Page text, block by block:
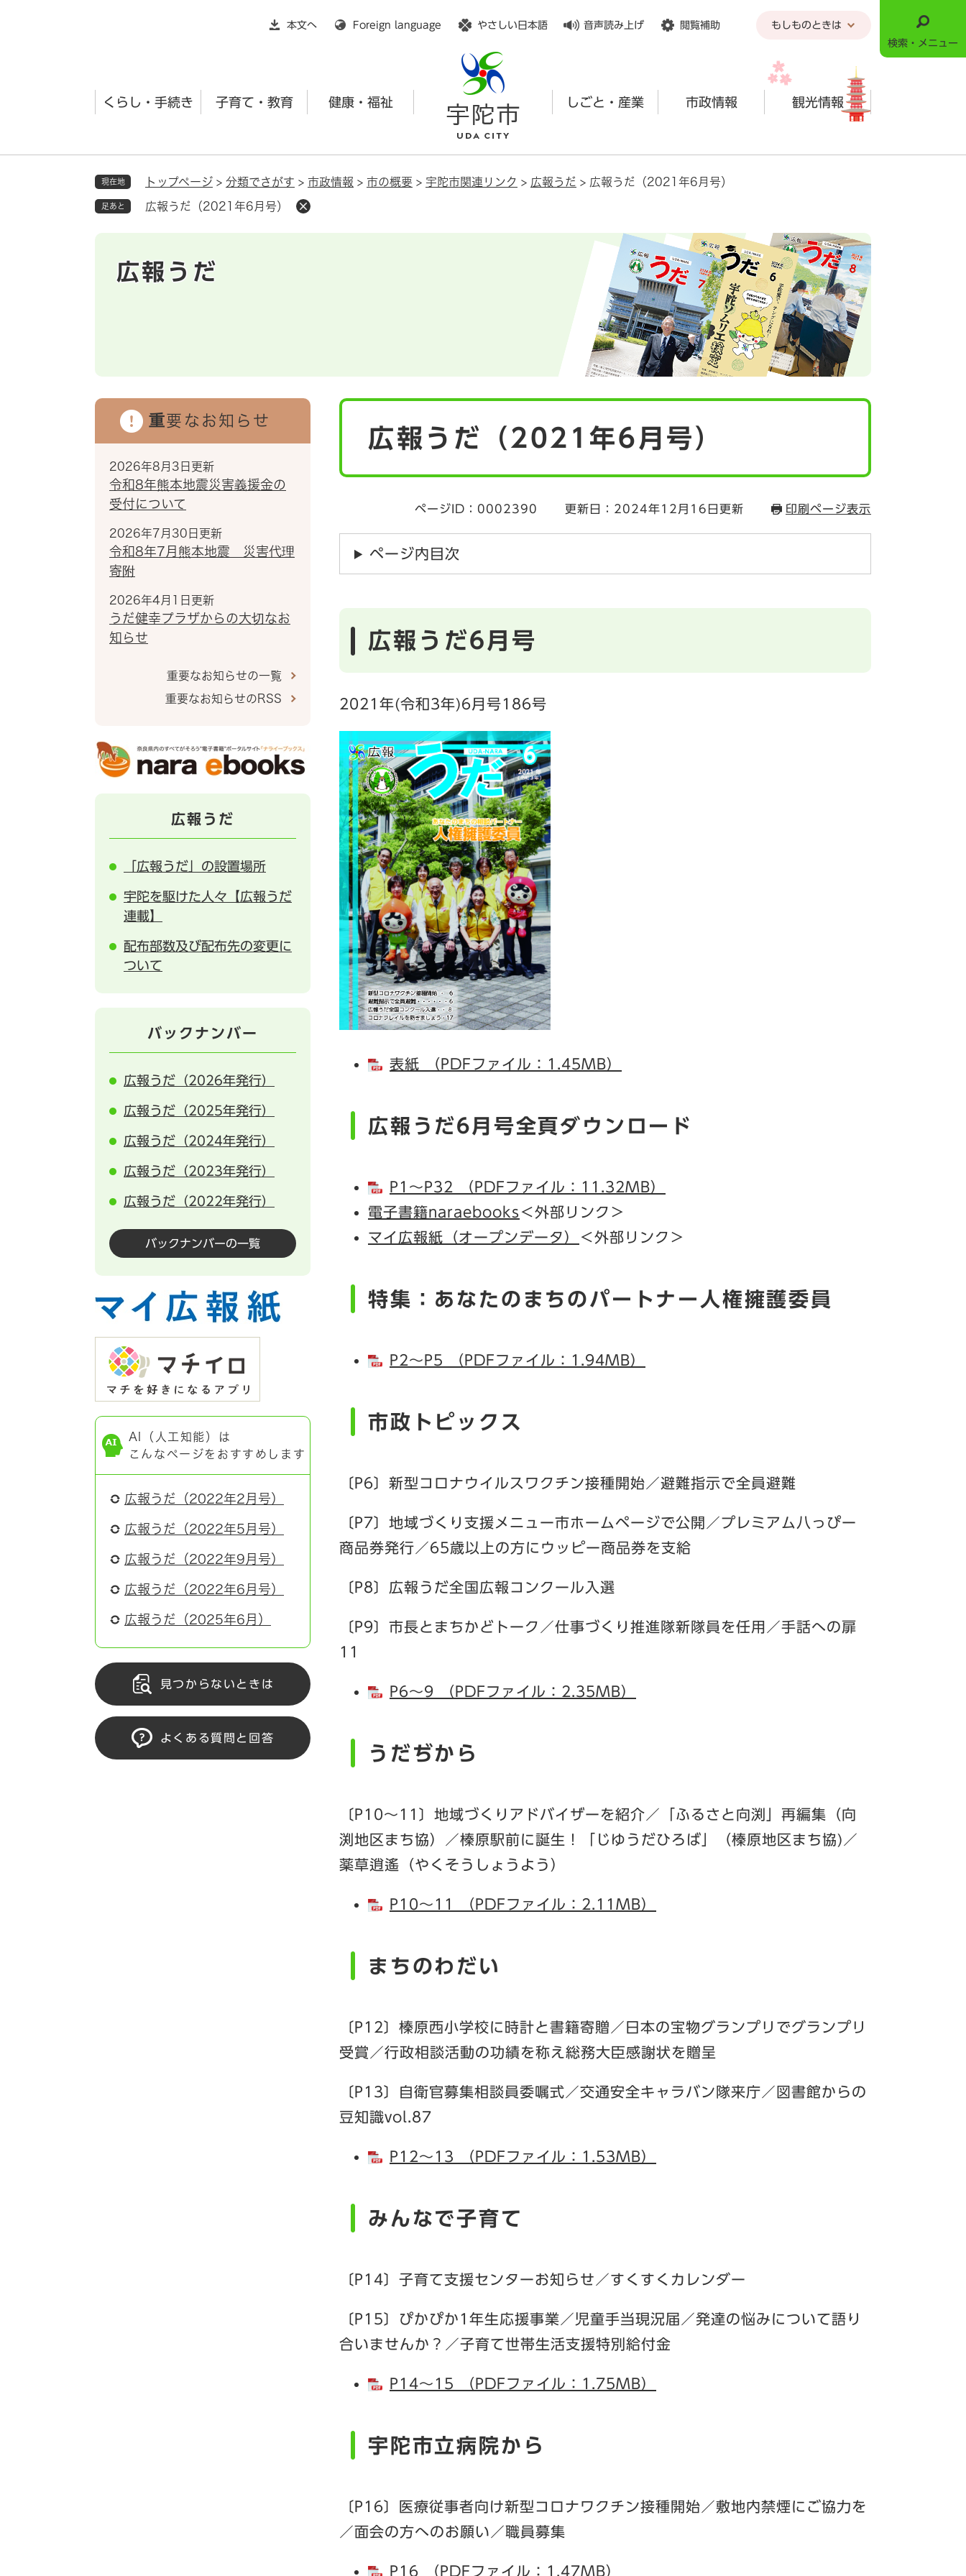
本文へ
Foreign language やさしい日本語 音声読み上げ 閲覧補助 もしものときは
くらし・手続き 子育て・教育 健康・福祉 しごと・産業 市政情報 観光情報
検索・メニュー
現在地 トップページ > 分類でさがす > 市政情報 > 市の概要 > 宇陀市関連リンク > 広報うだ > 広報うだ（2021年6月号）
足あと 広報うだ（2021年6月号）
広報うだ
広報うだ（2021年6月号）
ページID：0002390 更新日：2024年12月16日更新 印刷ページ表示
ページ内目次
広報うだ6月号
2021年(令和3年)6月号186号
表紙 （PDFファイル：1.45MB）
広報うだ6月号全頁ダウンロード
P1～P32 （PDFファイル：11.32MB）
電子書籍naraebooks ＜外部リンク＞
マイ広報紙（オープンデータ） ＜外部リンク＞
特集：あなたのまちのパートナー人権擁護委員
P2～P5 （PDFファイル：1.94MB）
市政トピックス
〔P6〕新型コロナウイルスワクチン接種開始／避難指示で全員避難
〔P7〕地域づくり支援メニュー市ホームページで公開／プレミアム八っぴー
商品券発行／65歳以上の方にウッピー商品券を支給
〔P8〕広報うだ全国広報コンクール入選
〔P9〕市長とまちかどトーク／仕事づくり推進隊新隊員を任用／手話への扉
11
P6～9 （PDFファイル：2.35MB）
うだぢから
〔P10～11〕地域づくりアドバイザーを紹介／「ふるさと向渕」再編集（向
渕地区まち協）／榛原駅前に誕生！「じゆうだひろば」（榛原地区まち協)／
薬草逍遙（やくそうしょうよう）
P10～11 （PDFファイル：2.11MB）
まちのわだい
〔P12〕榛原西小学校に時計と書籍寄贈／日本の宝物グランプリでグランプリ
受賞／行政相談活動の功績を称え総務大臣感謝状を贈呈
〔P13〕自衛官募集相談員委嘱式／交通安全キャラバン隊来庁／図書館からの
豆知識vol.87
P12～13 （PDFファイル：1.53MB）
みんなで子育て
〔P14〕子育て支援センターお知らせ／すくすくカレンダー
〔P15〕ぴかぴか1年生応援事業／児童手当現況届／発達の悩みについて語り
合いませんか？／子育て世帯生活支援特別給付金
P14～15 （PDFファイル：1.75MB）
宇陀市立病院から
〔P16〕医療従事者向け新型コロナワクチン接種開始／敷地内禁煙にご協力を
／面会の方へのお願い／職員募集
P16 （PDFファイル：1.47MB）
重要なお知らせ
2026年8月3日更新
令和8年熊本地震災害義援金の
受付について
2026年7月30日更新
令和8年7月熊本地震 災害代理
寄附
2026年4月1日更新
うだ健幸プラザからの大切なお
知らせ
重要なお知らせの一覧
重要なお知らせのRSS
広報うだ
「広報うだ」の設置場所
宇陀を駆けた人々【広報うだ
連載】
配布部数及び配布先の変更に
ついて
バックナンバー
広報うだ（2026年発行）
広報うだ（2025年発行）
広報うだ（2024年発行）
広報うだ（2023年発行）
広報うだ（2022年発行）
バックナンバーの一覧
AI（人工知能）は
こんなページをおすすめします
広報うだ（2022年2月号）
広報うだ（2022年5月号）
広報うだ（2022年9月号）
広報うだ（2022年6月号）
広報うだ（2025年6月）
見つからないときは
よくある質問と回答